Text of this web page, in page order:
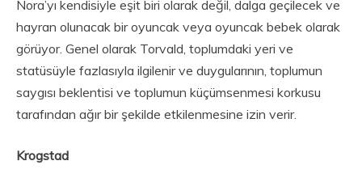
Nora’yı kendisiyle eşit biri olarak değil, dalga geçilecek ve
hayran olunacak bir oyuncak veya oyuncak bebek olarak
görüyor. Genel olarak Torvald, toplumdaki yeri ve
statüsüyle fazlasıyla ilgilenir ve duygularının, toplumun
saygısı beklentisi ve toplumun küçümsenmesi korkusu
tarafından ağır bir şekilde etkilenmesine izin verir.
Krogstad